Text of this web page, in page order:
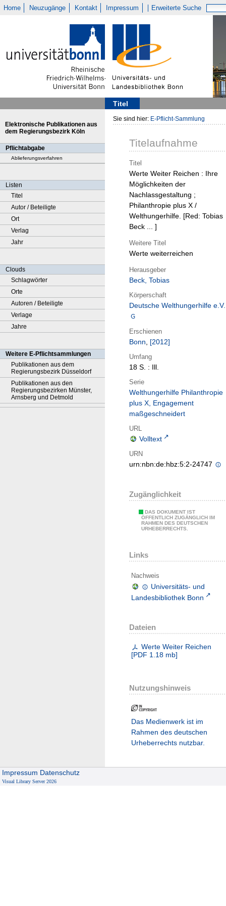
Home Neuzugänge Kontakt Impressum Erweiterte Suche
Titel
Elektronische Publikationen aus
dem Regierungsbezirk Köln
Pflichtabgabe
Ablieferungsverfahren
Listen
Titel
Autor / Beteiligte
Ort
Verlag
Jahr
Clouds
Schlagwörter
Orte
Autoren / Beteiligte
Verlage
Jahre
Weitere E-Pflichtsammlungen
Publikationen aus dem
Regierungsbezirk Düsseldorf
Publikationen aus den
Regierungsbezirken Münster,
Arnsberg und Detmold
Sie sind hier: E-Pflicht-Sammlung
Titelaufnahme
Titel
Werte Weiter Reichen : Ihre
Möglichkeiten der
Nachlassgestaltung ;
Philanthropie plus X /
Welthungerhilfe. [Red: Tobias
Beck ... ]
Weitere Titel
Werte weiterreichen
Herausgeber
Beck, Tobias
Körperschaft
Deutsche Welthungerhilfe e.V.
Erschienen
Bonn, [2012]
Umfang
18 S. : Ill.
Serie
Welthungerhilfe Philanthropie
plus X, Engagement
maßgeschneidert
URL
Volltext
URN
urn:nbn:de:hbz:5:2-24747
Zugänglichkeit
DAS DOKUMENT IST
ÖFFENTLICH ZUGÄNGLICH IM
RAHMEN DES DEUTSCHEN
URHEBERRECHTS.
Links
Nachweis
Universitäts- und
Landesbibliothek Bonn
Dateien
Werte Weiter Reichen
[PDF 1.18 mb]
Nutzungshinweis
Das Medienwerk ist im
Rahmen des deutschen
Urheberrechts nutzbar.
Impressum Datenschutz
Visual Library Server 2026